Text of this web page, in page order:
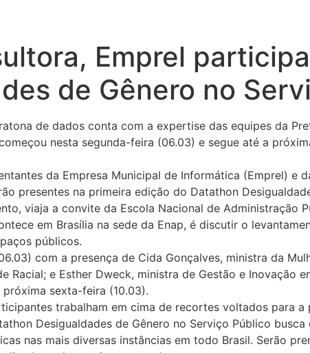
Emprel
de Gênero no
de dados conta com a expertise das equipes da
nesta segunda-feira (06.03) e segue até a
da Empresa Municipal de Informática (Emprel) e
presentes na primeira edição do Datathon
viaja a convite da Escola Nacional de Administração
em Brasília na sede da Enap, é discutir o
públicos.
com a presença de Cida Gonçalves, ministra da
Racial; e Esther Dweck, ministra de Gestão e Inovação
sexta-feira (10.03).
trabalham em cima de recortes voltados para
Desigualdades de Gênero no Serviço Público
nas mais diversas instâncias em todo Brasil. Serão